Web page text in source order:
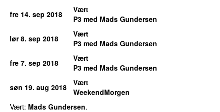
fre 14. sep 2018
Vært
P3 med Mads Gundersen
lør 8. sep 2018
Vært
P3 med Mads Gundersen
fre 7. sep 2018
Vært
P3 med Mads Gundersen
søn 19. aug 2018
Vært
WeekendMorgen
Vært: Mads Gundersen.